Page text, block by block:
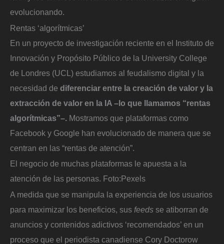
evolucionando.
Rentas ‘algorítmicas’
En un proyecto de investigación reciente en el Instituto de
Innovación y Propósito Público de la University College
de Londres (UCL) estudiamos al feudalismo digital y la
necesidad de diferenciar entre la creación de valor y la
extracción de valor en la IA –lo que llamamos “rentas
algorítmicas”–. Mostramos que plataformas como
Facebook y Google han evolucionado de manera que se
centran en las “rentas de atención”.
El negocio de muchas plataformas le apuesta a la
atención de las personas. Foto:Pexels
A medida que se manipula la experiencia de los usuarios
para maximizar los beneficios, sus feeds se atiborran de
anuncios y contenidos adictivos ‘recomendados’ en un
proceso que el periodista canadiense Cory Doctorow